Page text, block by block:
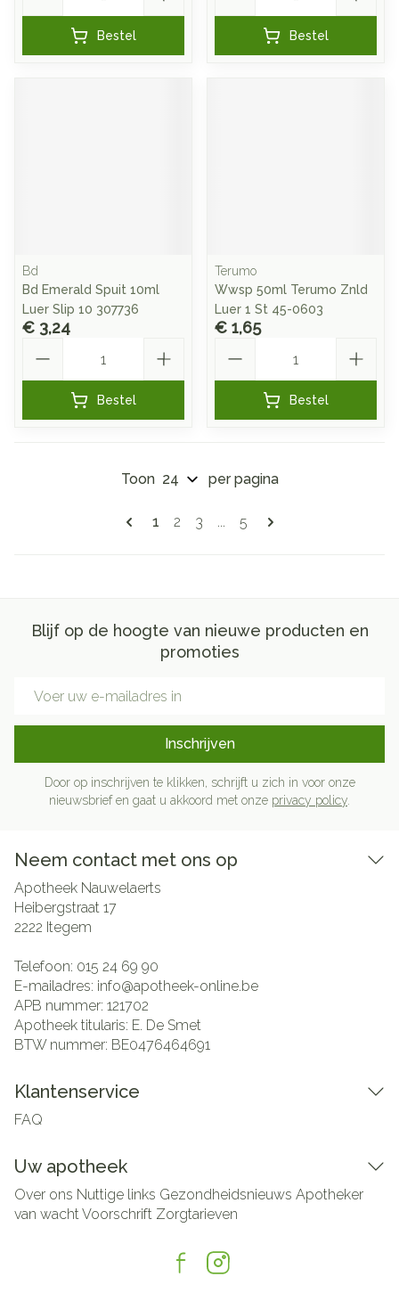
Bestel Bestel
Bd
Bd Emerald Spuit 10ml
Luer Slip 10 307736
€ 3,24
Bestel
Terumo
Wwsp 50ml Terumo Znld
Luer 1 St 45-0603
€ 1,65
Bestel
Pagina's
U lees momenteel pagina
1 Pagina
2 Pagina
3 ... Pagina
5
Toon per pagina
Blijf op de hoogte van nieuwe producten en
promoties
Inschrijven
Door op inschrijven te klikken, schrijft u zich in voor onze
nieuwsbrief en gaat u akkoord met onze privacy policy
Neem contact met ons op
Apotheek Nauwelaerts
Heibergstraat 17
2222 Itegem
Telefoon: 015 24 69 90
E-mailadres: info@apotheek-online.be
APB nummer: 121702
Apotheek titularis: E. De Smet
BTW nummer: BE0476464691
Klantenservice
FAQ
Uw apotheek
Over ons Nuttige links Gezondheidsnieuws Apotheker
van wachtVoorschrift Zorgtarieven